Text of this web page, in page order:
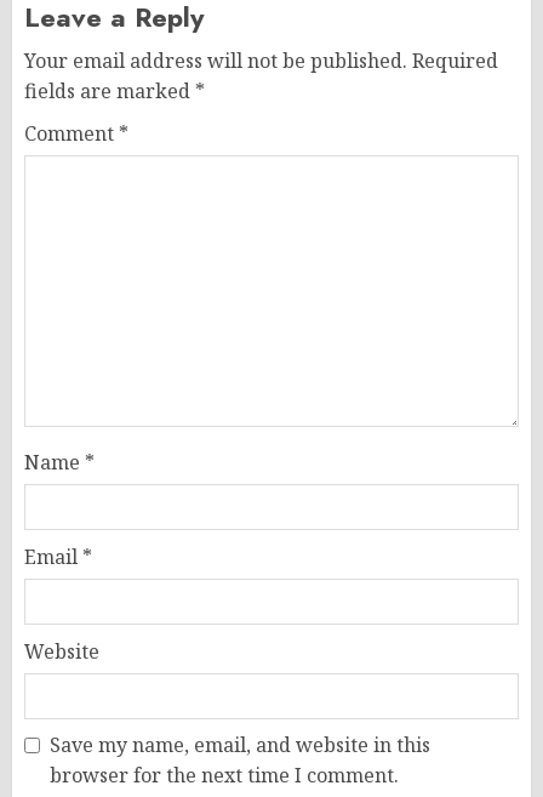
Leave a Reply
Your email address will not be published. Required
fields are marked *
Comment *
Name *
Email *
Website
Save my name, email, and website in this
browser for the next time I comment.